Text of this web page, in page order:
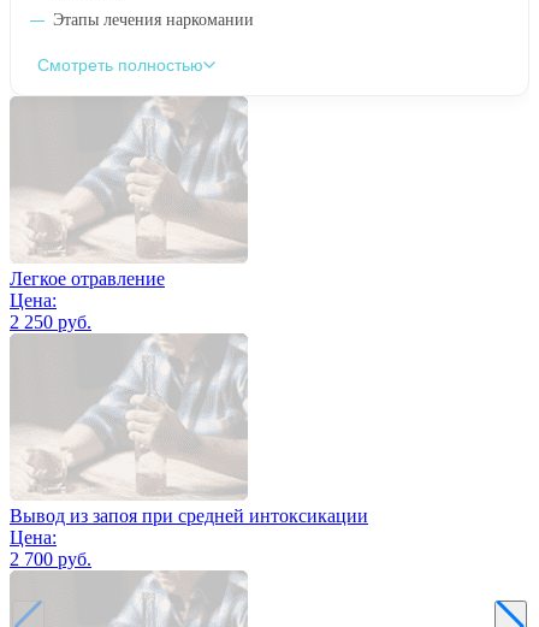
Этапы лечения наркомании
Смотреть полностью
Легкое отравление
Цена:
2 250 руб.
Вывод из запоя при средней интоксикации
Цена:
2 700 руб.